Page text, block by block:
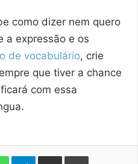
como dizer nem quero
a expressão e os
de vocabulário, crie
que tiver a chance
com essa
WhatsAppTelegram
Compartilhar via e-mail Imprimir